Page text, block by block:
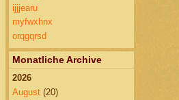
ijjjearu
myfwxhnx
orqgqrsd
Monatliche Archive
2026
August(20)